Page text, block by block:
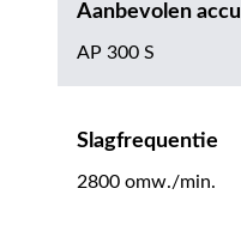
Aanbevolen accu
AP 300 S
Slagfrequentie
2800 omw./min.